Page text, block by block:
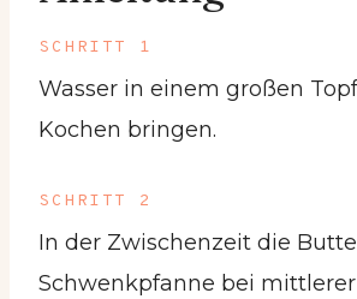
SCHRITT 1
Wasser in einem großen
Kochen bringen.
SCHRITT 2
In der Zwischenzeit die
Schwenkpfanne bei